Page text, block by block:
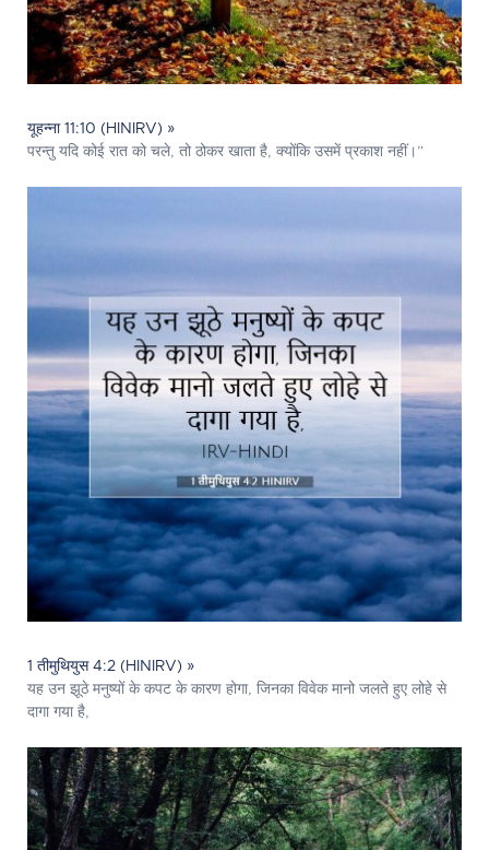
यूहन्ना 11:10 (HINIRV) »
परन्तु यदि कोई रात को चले, तो ठोकर खाता है, क्योंकि उसमें प्रकाश नहीं।”
1 तीमुथियुस 4:2 (HINIRV) »
यह उन झूठे मनुष्यों के कपट के कारण होगा, जिनका विवेक मानो जलते हुए लोहे से
दागा गया है,